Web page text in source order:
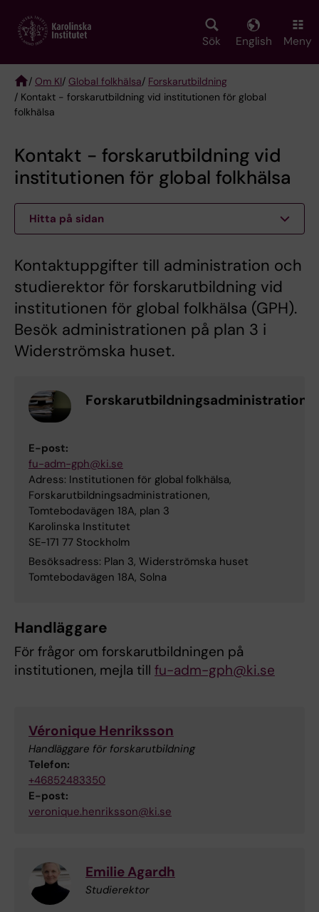
main
Sök English Meny
Breadcrumb
/ Om KI/ Global folkhälsa/ Forskarutbildning
/ Kontakt - forskarutbildning vid institutionen för global
folkhälsa
Kontakt - forskarutbildning vid
institutionen för global folkhälsa
Hitta på sidan
Kontaktuppgifter till administration och
studierektor för forskarutbildning vid
institutionen för global folkhälsa (GPH).
Besök administrationen på plan 3 i
Widerströmska huset.
Forskarutbildningsadministration
E-post:
fu-adm-gph@ki.se
Adress: Institutionen för global folkhälsa,
Forskarutbildningsadministrationen,
Tomtebodavägen 18A, plan 3
Karolinska Institutet
SE-171 77 Stockholm
Besöksadress: Plan 3, Widerströmska huset
Tomtebodavägen 18A, Solna
Handläggare
För frågor om forskarutbildningen på
institutionen, mejla till fu-adm-gph@ki.se
Véronique Henriksson
Handläggare för forskarutbildning
Telefon:
+46852483350
E-post:
veronique.henriksson@ki.se
Emilie Agardh
Studierektor